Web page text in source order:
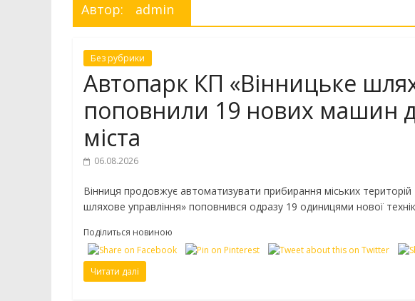
Автор: admin
Без рубрики
Автопарк КП «Вінницьке
поповнили 19 нових машин
міста
06.08.2026
Вінниця продовжує автоматизувати прибирання міських
шляхове управління» поповнився одразу 19 одиницями нової
Поділиться новиною
Читати далі